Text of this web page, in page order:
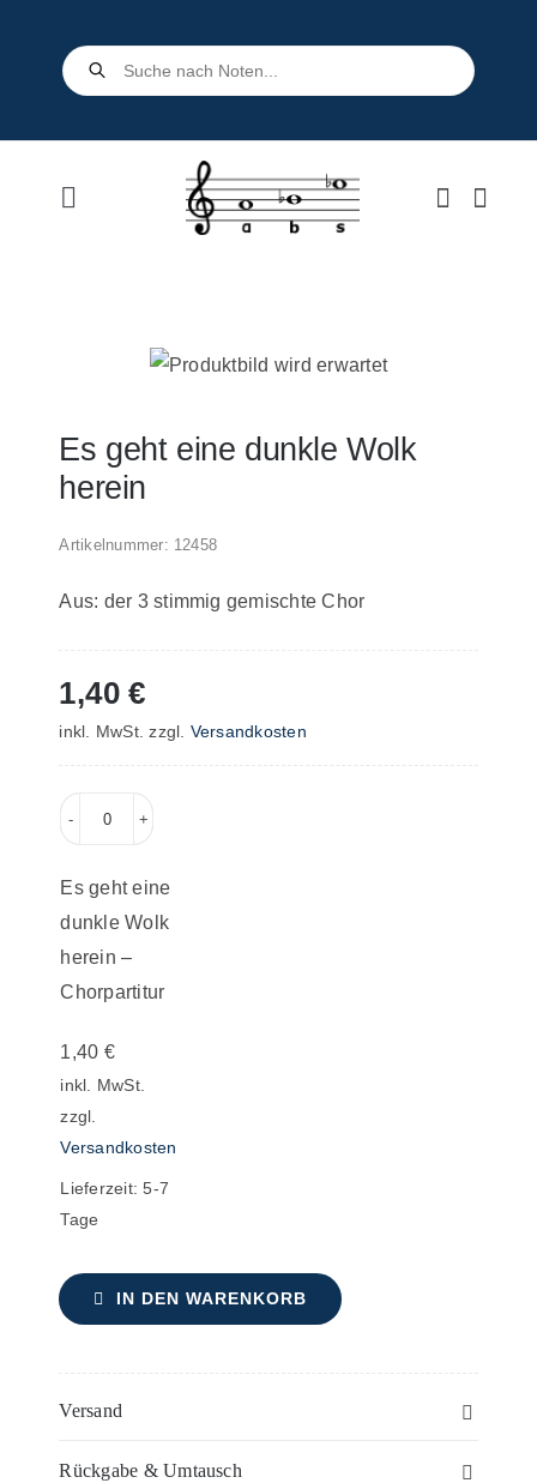
Products
search
Toggle
Kontakt
Es geht eine dunkle Wolk
herein
Artikelnummer: 12458
Aus: der 3 stimmig gemischte Chor
1,40€
inkl. MwSt. zzgl. Versandkosten
herein
–
Chorpartitur
Es geht eine
dunkle Wolk
herein –
Chorpartitur
1,40 €
inkl. MwSt.
zzgl.
Versandkosten
Lieferzeit:5-7
Tage
IN DEN WARENKORB
Versand
Rückgabe & Umtausch